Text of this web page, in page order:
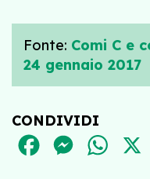
Fonte: Comi C e
24 gennaio 2017
CONDIVIDI
FACEBOOK